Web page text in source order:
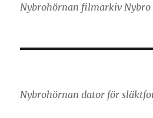
Nybrohörnan filmarkiv
Nybrohörnan dator för